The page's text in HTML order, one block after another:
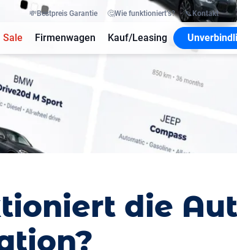
💸Bestpreis Garantie 🤔Wie funktioniert’s? 📞 Kontakt
Sale Firmenwagen Kauf/Leasing
die